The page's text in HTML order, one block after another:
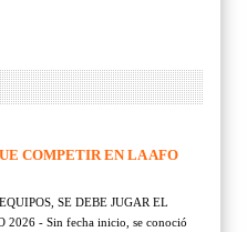
COMPETIR EN LA AFO
SE DEBE JUGAR EL
2026 - Sin fecha inicio, se conoció